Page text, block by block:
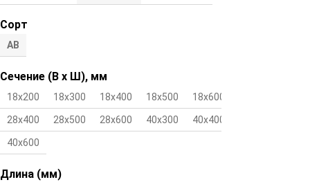
Сорт
АВ
Сечение (В х Ш), мм
18х200 18х300 18х400 18х500 18х600
28х400 28х500 28х600 40х300 40х400
40х600
Длина (мм)